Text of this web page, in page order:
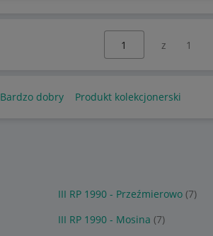
z 1
Bardzo dobry Produkt kolekcjonerski
III RP 1990 - Przeźmierowo (7)
III RP 1990 - Mosina (7)